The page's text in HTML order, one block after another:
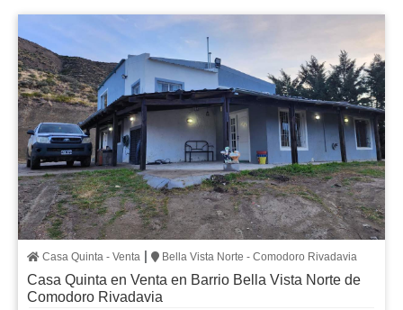
Casa Quinta - Venta | Bella Vista Norte - Comodoro Rivadavia
Casa Quinta en Venta en Barrio Bella Vista Norte de
Comodoro Rivadavia